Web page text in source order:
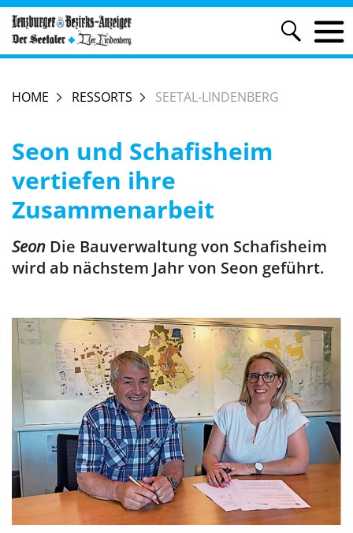
HOME RESSORTS SEETAL-LINDENBERG
Seon und Schafisheim
vertiefen ihre
Zusammenarbeit
Seon Die Bauverwaltung von Schafisheim
wird ab nächstem Jahr von Seon geführt.